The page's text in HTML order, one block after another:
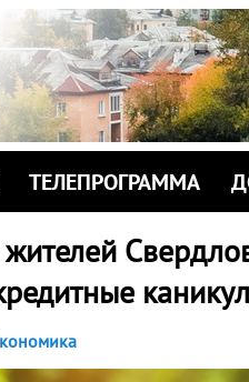
ТЕЛЕПРОГРАММА